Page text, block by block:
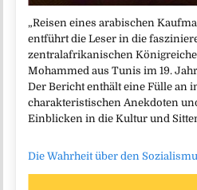
„Reisen eines arabischen
entführt die Leser in die
zentralafrikanischen
Mohammed aus Tunis im 19.
Der Bericht enthält eine Fülle an
charakteristischen Anekdoten
Einblicken in die Kultur und
Die Wahrheit über den